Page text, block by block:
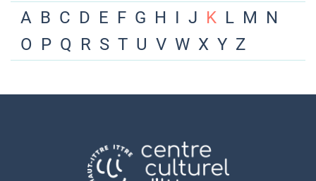
A B C D E F G H I J K L M N
O P Q R S T U V W X Y Z